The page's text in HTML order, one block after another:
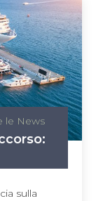
le News
sulla